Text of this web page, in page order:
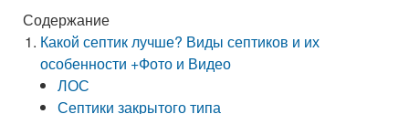
Содержание
Какой септик лучше? Виды септиков и их
особенности +Фото и Видео
ЛОС
Септики закрытого типа